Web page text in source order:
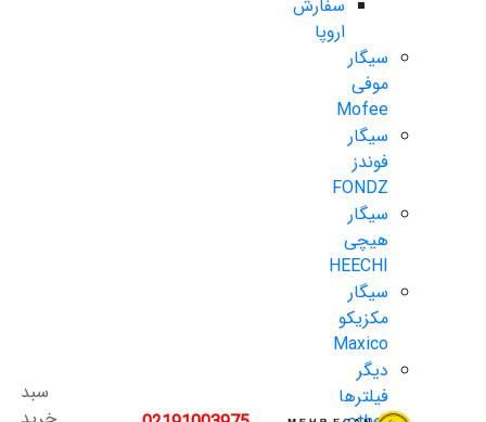
سفارش
اروپا
سیگار
موفی
Mofee
سیگار
فوندز
FONDZ
سیگار
هیچی
HEECHI
سیگار
مکزیکو
Maxico
دیگر
فیلترها
سبد